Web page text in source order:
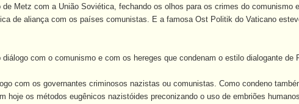
Metz com a União Soviética, fechando os olhos para os crimes do comunismo
de aliança com os países comunistas. E a famosa Ost Politik do Vaticano
com o comunismo e com os hereges que condenam o estilo dialogante de
com os governantes criminosos nazistas ou comunistas. Como condeno
hoje os métodos eugênicos nazistóides preconizando o uso de embriões